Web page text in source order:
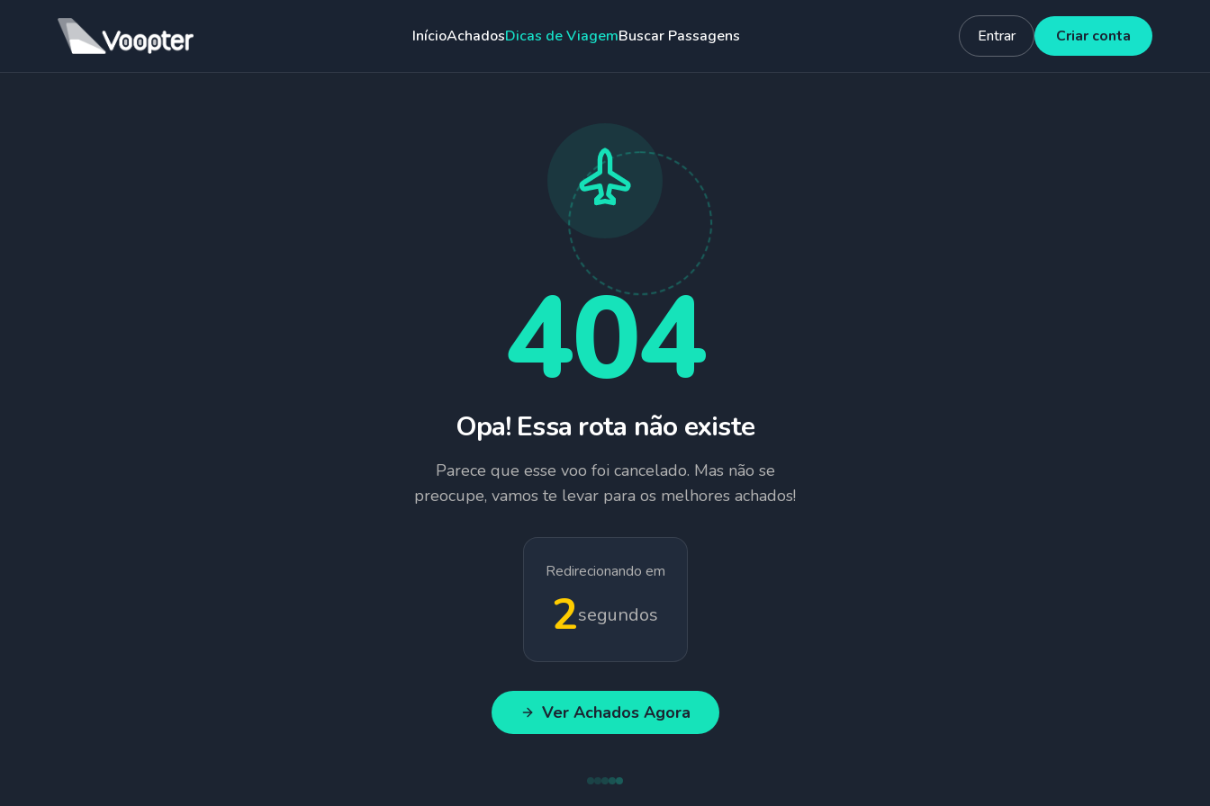
InícioAchadosDicas de ViagemBuscar Passagens Entrar Criar conta
404
Opa! Essa rota não existe
Parece que esse voo foi cancelado. Mas não se
preocupe, vamos te levar para os melhores achados!
Redirecionando em
1segundos
Ver Achados Agora